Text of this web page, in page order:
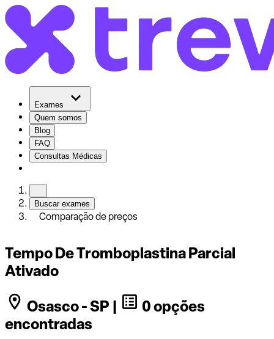
Exames
Quem somos
Blog
FAQ
Consultas Médicas
Buscar exames
Comparação de preços
Tempo De Tromboplastina Parcial
Ativado
Osasco - SP |
0 opções
encontradas